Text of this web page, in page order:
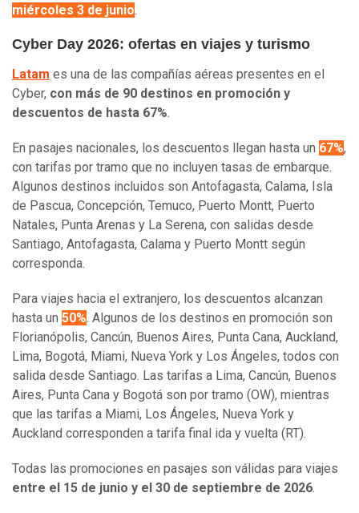
miércoles 3 de junio.
Cyber Day 2026: ofertas en viajes y turismo
Latam es una de las compañías aéreas presentes en el
Cyber, con más de 90 destinos en promoción y
descuentos de hasta 67%.
En pasajes nacionales, los descuentos llegan hasta un 67%,
con tarifas por tramo que no incluyen tasas de embarque.
Algunos destinos incluidos son Antofagasta, Calama, Isla
de Pascua, Concepción, Temuco, Puerto Montt, Puerto
Natales, Punta Arenas y La Serena, con salidas desde
Santiago, Antofagasta, Calama y Puerto Montt según
corresponda.
Para viajes hacia el extranjero, los descuentos alcanzan
hasta un 50%. Algunos de los destinos en promoción son
Florianópolis, Cancún, Buenos Aires, Punta Cana, Auckland,
Lima, Bogotá, Miami, Nueva York y Los Ángeles, todos con
salida desde Santiago. Las tarifas a Lima, Cancún, Buenos
Aires, Punta Cana y Bogotá son por tramo (OW), mientras
que las tarifas a Miami, Los Ángeles, Nueva York y
Auckland corresponden a tarifa final ida y vuelta (RT).
Todas las promociones en pasajes son válidas para viajes
entre el 15 de junio y el 30 de septiembre de 2026.